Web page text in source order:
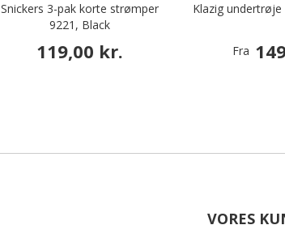
Snickers 3-pak korte strømper
9221, Black
119,00 kr.
Klazig
Fra
VORES